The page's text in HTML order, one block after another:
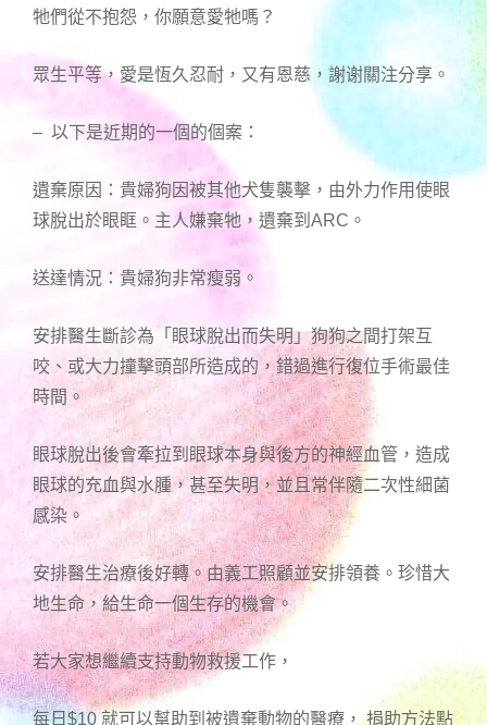
牠們從不抱怨，你願意愛牠嗎？
眾生平等，愛是恆久忍耐，又有恩慈，謝谢關注分享。
– 以下是近期的一個的個案：
遺棄原因：貴婦狗因被其他犬隻襲擊，由外力作用使眼
球脫出於眼眶。主人嫌棄牠，遺棄到ARC。
送達情況：貴婦狗非常瘦弱。
安排醫生斷診為「眼球脫出而失明」狗狗之間打架互
咬、或大力撞擊頭部所造成的，錯過進行復位手術最佳
時間。
眼球脫出後會牽拉到眼球本身與後方的神經血管，造成
眼球的充血與水腫，甚至失明，並且常伴隨二次性細菌
感染。
安排醫生治療後好轉。由義工照顧並安排領養。珍惜大
地生命，給生命一個生存的機會。
若大家想繼續支持動物救援工作，
每日$10 就可以幫助到被遺棄動物的醫療， 捐助方法點